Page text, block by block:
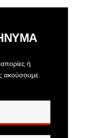
ή
ακούσουμε.